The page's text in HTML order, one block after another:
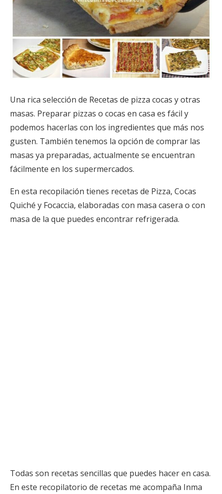
Una rica selección de Recetas de pizza cocas y otras
masas. Preparar pizzas o cocas en casa es fácil y
podemos hacerlas con los ingredientes que más nos
gusten. También tenemos la opción de comprar las
masas ya preparadas, actualmente se encuentran
fácilmente en los supermercados.
En esta recopilación tienes recetas de Pizza, Cocas
Quiché y Focaccia, elaboradas con masa casera o con
masa de la que puedes encontrar refrigerada.
Todas son recetas sencillas que puedes hacer en casa.
En este recopilatorio de recetas me acompaña Inma